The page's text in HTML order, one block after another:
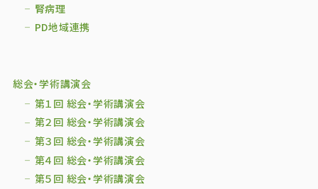
腎病理
PD地域連携
総会・学術講演会
第１回 総会・学術講演会
第２回 総会・学術講演会
第３回 総会・学術講演会
第４回 総会・学術講演会
第５回 総会・学術講演会